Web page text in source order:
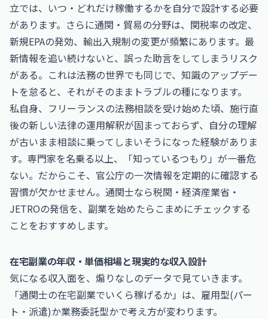
立では、いつ・どれだけ稼働するかを自分で設計する必要
があります。さらに通関・貿易の分野は、関税率の改定、
新規EPAの発効、輸出入規制の変更が頻繁にあります。最
新情報を追い続けないと、誤った助言をしてしまうリスク
がある。これは法務の世界でも同じで、知識のアップデー
トを怠ると、それがそのままトラブルの種になります。
私自身、フリーランスの法務相談を受け始めた頃、施行直
後の新しい法律の運用解釈が固まっておらず、自分の理解
が古いまま相談に乗ってしまいそうになった経験がありま
す。専門家を名乗る以上、「知っているつもり」が一番危
ない。だからこそ、官公庁の一次情報を定期的に確認する
習慣が欠かせません。通関士なら税関・ 経済産業省 ・
JETROの発信を、副業を始めたらこまめにチェックする
ことをおすすめします。
在宅副業の年収・単価相場と現実的な収入設計
気になる収入面を、煽りなしのデータで見ていきます。
「通関士の在宅副業でいくら稼げるか」は、雇用型(パー
ト・派遣)か業務委託型かで考え方が変わります。